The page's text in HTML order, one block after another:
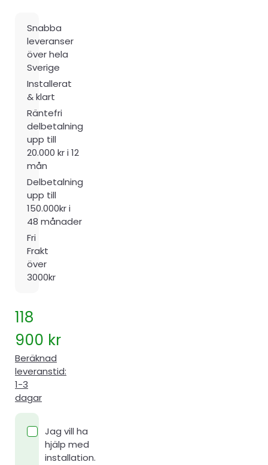
Snabba
leveranser
över hela
Sverige
Installerat
& klart
Räntefri
delbetalning
upp till
20.000 kr i 12
mån
Delbetalning
upp till
150.000kr i
48 månader
Fri
Frakt
över
3000kr
118
900 kr
Beräknad
leveranstid:
1-3
dagar
Jag vill ha
hjälp med
installation.